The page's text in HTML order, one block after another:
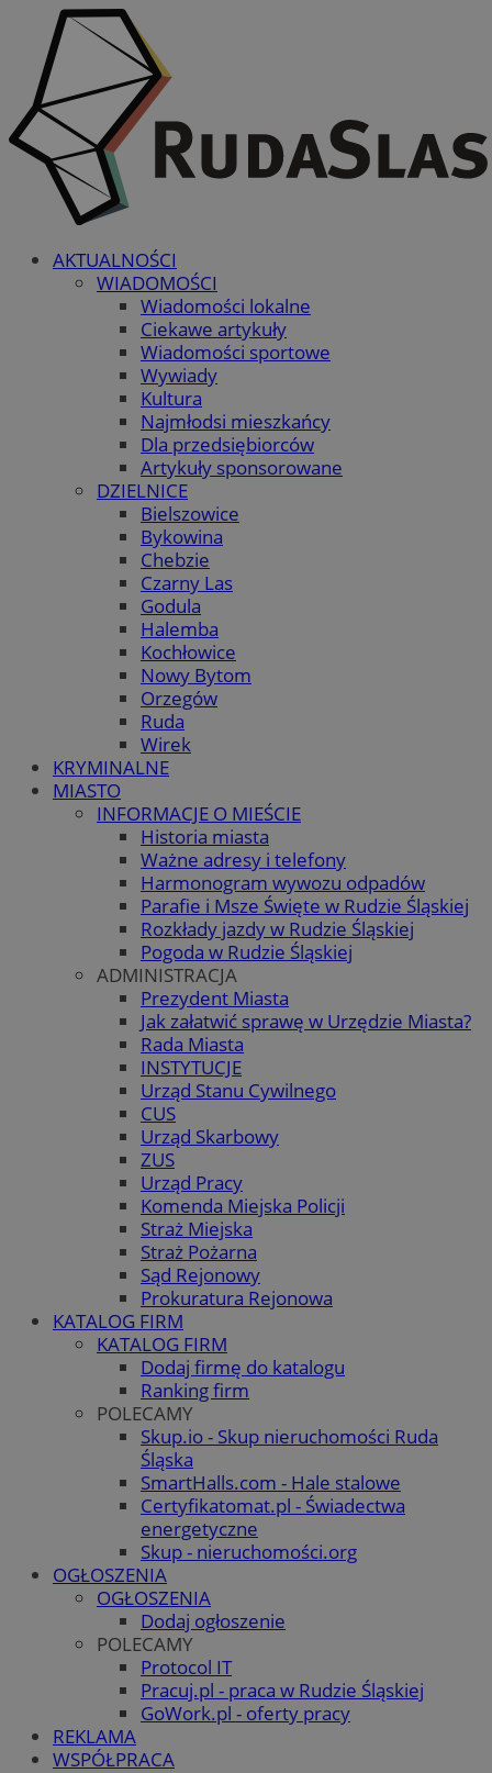
AKTUALNOŚCI
WIADOMOŚCI
Wiadomości lokalne
Ciekawe artykuły
Wiadomości sportowe
Wywiady
Kultura
Najmłodsi mieszkańcy
Dla przedsiębiorców
Artykuły sponsorowane
DZIELNICE
Bielszowice
Bykowina
Chebzie
Czarny Las
Godula
Halemba
Kochłowice
Nowy Bytom
Orzegów
Ruda
Wirek
KRYMINALNE
MIASTO
INFORMACJE O MIEŚCIE
Historia miasta
Ważne adresy i telefony
Harmonogram wywozu odpadów
Parafie i Msze Święte w Rudzie Śląskiej
Rozkłady jazdy w Rudzie Śląskiej
Pogoda w Rudzie Śląskiej
ADMINISTRACJA
Prezydent Miasta
Jak załatwić sprawę w Urzędzie Miasta?
Rada Miasta
INSTYTUCJE
Urząd Stanu Cywilnego
CUS
Urząd Skarbowy
ZUS
Urząd Pracy
Komenda Miejska Policji
Straż Miejska
Straż Pożarna
Sąd Rejonowy
Prokuratura Rejonowa
KATALOG FIRM
KATALOG FIRM
Dodaj firmę do katalogu
Ranking firm
POLECAMY
Skup.io - Skup nieruchomości Ruda
Śląska
SmartHalls.com - Hale stalowe
Certyfikatomat.pl - Świadectwa
energetyczne
Skup - nieruchomości.org
OGŁOSZENIA
OGŁOSZENIA
Dodaj ogłoszenie
POLECAMY
Protocol IT
Pracuj.pl - praca w Rudzie Śląskiej
GoWork.pl - oferty pracy
REKLAMA
WSPÓŁPRACA